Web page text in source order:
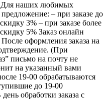
Для наших любимых
– при заказе до
3% – при заказе более
5% Заказ онлайн
оформления заказа на
(При
письмо на почту не
на указанный вами
19-00 обрабатываются
до 19-00
обработки заказа с